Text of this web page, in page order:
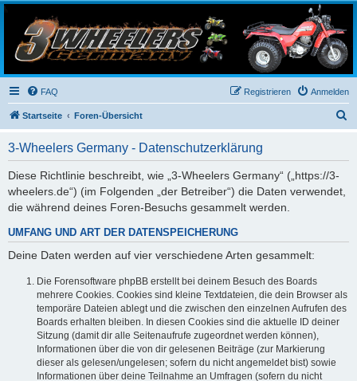
3-Wheelers Germany
Honda, Yamaha, Kawasaki Trike
FAQ Anmelden
Registrieren
Startseite Foren-Übersicht
3-Wheelers Germany - Datenschutzerklärung
Diese Richtlinie beschreibt, wie „3-Wheelers Germany“ („https://3-
wheelers.de“) (im Folgenden „der Betreiber“) die Daten verwendet,
die während deines Foren-Besuchs gesammelt werden.
UMFANG UND ART DER DATENSPEICHERUNG
Deine Daten werden auf vier verschiedene Arten gesammelt:
Die Forensoftware phpBB erstellt bei deinem Besuch des Boards
mehrere Cookies. Cookies sind kleine Textdateien, die dein Browser als
temporäre Dateien ablegt und die zwischen den einzelnen Aufrufen des
Boards erhalten bleiben. In diesen Cookies sind die aktuelle ID deiner
Sitzung (damit dir alle Seitenaufrufe zugeordnet werden können),
Informationen über die von dir gelesenen Beiträge (zur Markierung
dieser als gelesen/ungelesen; sofern du nicht angemeldet bist) sowie
Informationen über deine Teilnahme an Umfragen (sofern du nicht